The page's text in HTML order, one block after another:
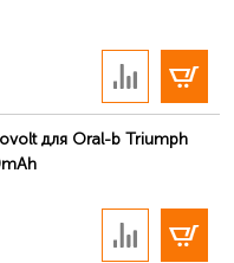
для Oral-b Triumph